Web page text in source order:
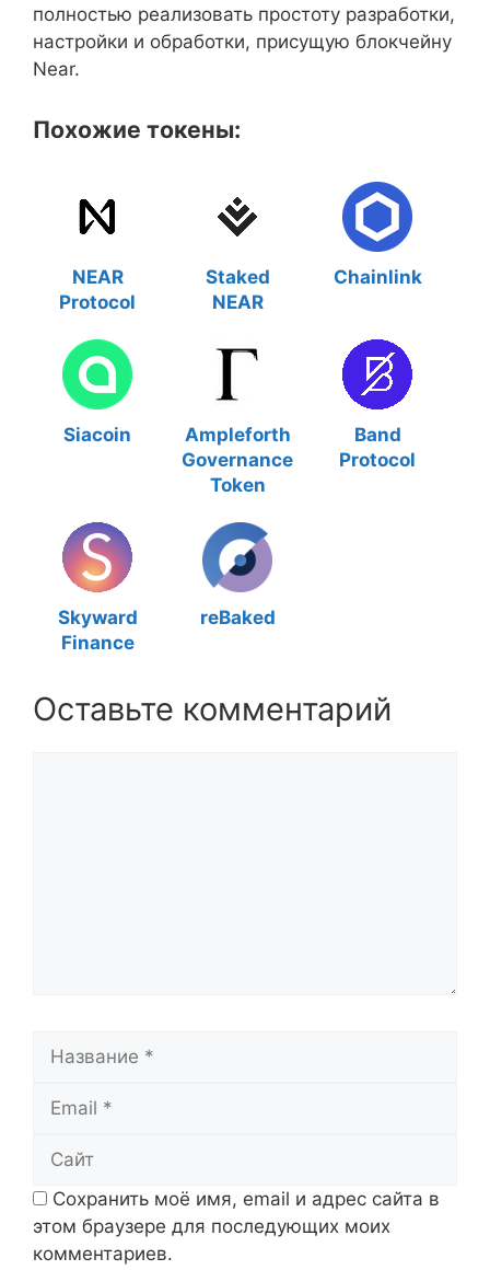
полностью реализовать простоту разработки,
настройки и обработки, присущую блокчейну
Near.
Похожие токены:
NEAR
Protocol
Staked
NEAR
Chainlink
Siacoin
Ampleforth
Governance
Token
Band
Protocol
Skyward
Finance
reBaked
Оставьте комментарий
Сохранить моё имя, email и адрес сайта в
этом браузере для последующих моих
комментариев.